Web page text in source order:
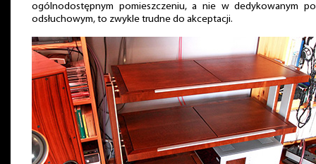
ogólnodostępnym pomieszczeniu, a nie w dedykowanym
odsłuchowym, to zwykle trudne do akceptacji.